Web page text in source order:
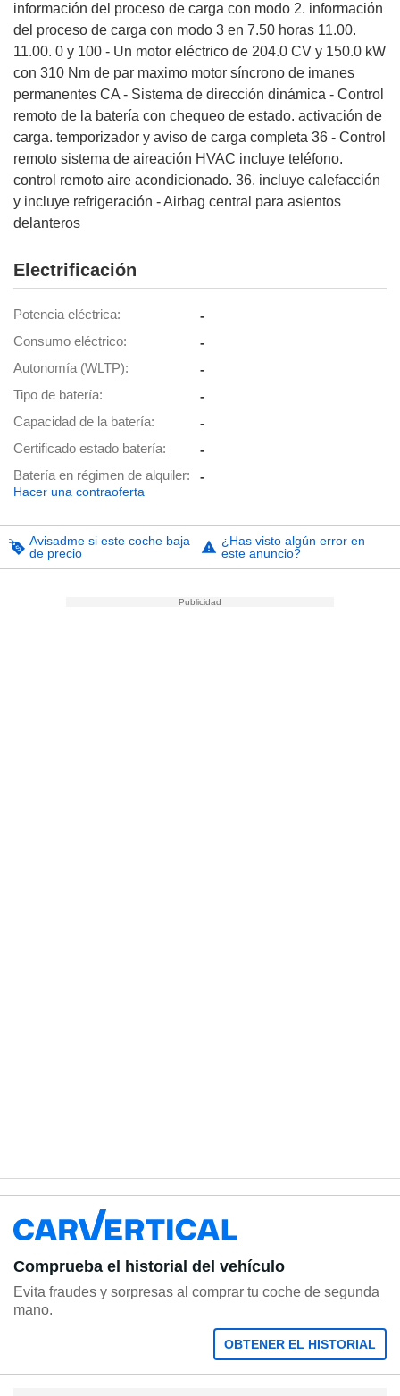
información del proceso de carga con modo 2. información
del proceso de carga con modo 3 en 7.50 horas 11.00.
11.00. 0 y 100 - Un motor eléctrico de 204.0 CV y 150.0 kW
con 310 Nm de par maximo motor síncrono de imanes
permanentes CA - Sistema de dirección dinámica - Control
remoto de la batería con chequeo de estado. activación de
carga. temporizador y aviso de carga completa 36 - Control
remoto sistema de aireación HVAC incluye teléfono.
control remoto aire acondicionado. 36. incluye calefacción
y incluye refrigeración - Airbag central para asientos
delanteros
Electrificación
Potencia eléctrica -
Consumo eléctrico -
Autonomía (WLTP) -
Tipo de batería -
Capacidad de la batería -
Certificado estado batería -
Batería en régimen de alquiler
-
Hacer una contraoferta
Avisadme si este coche baja
de precio
¿Has visto algún error en
este anuncio?
Comprueba el historial del vehículo
Evita fraudes y sorpresas al comprar tu coche de segunda
mano.
OBTENER EL HISTORIAL